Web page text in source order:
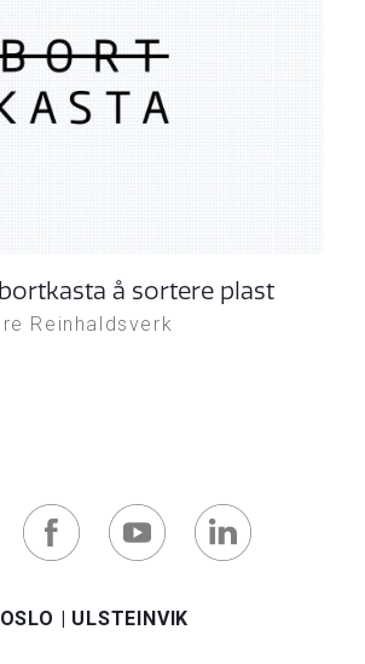
å sortere plast
Reinhaldsverk
OSLO ULSTEINVIK